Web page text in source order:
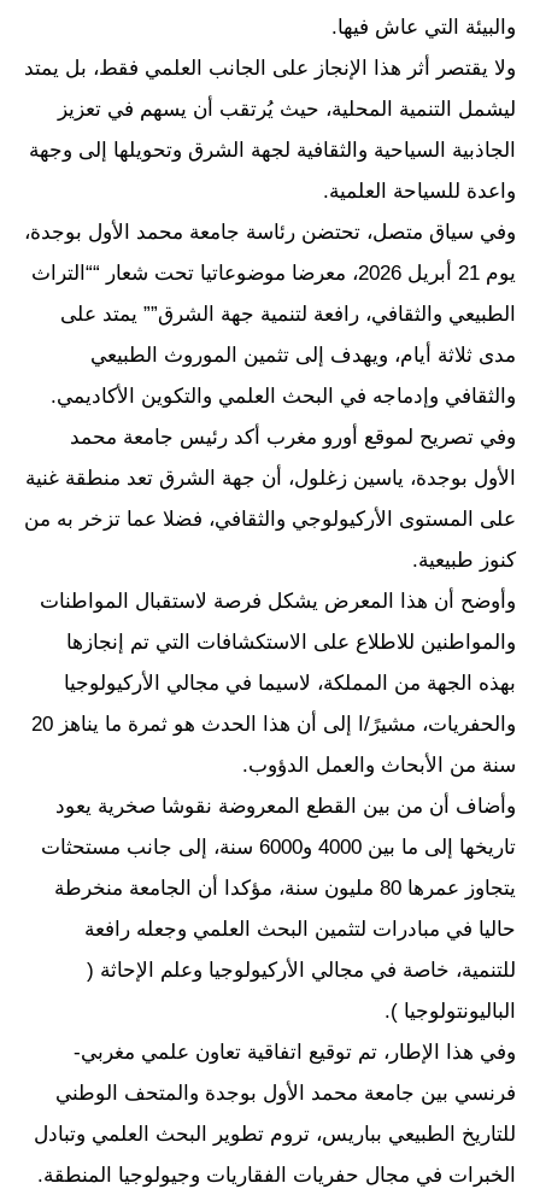
والبيئة التي عاش فيها.
ولا يقتصر أثر هذا الإنجاز على الجانب العلمي فقط، بل يمتد
ليشمل التنمية المحلية، حيث يُرتقب أن يسهم في تعزيز
الجاذبية السياحية والثقافية لجهة الشرق وتحويلها إلى وجهة
واعدة للسياحة العلمية.
وفي سياق متصل، تحتضن رئاسة جامعة محمد الأول بوجدة،
يوم 21 أبريل 2026، معرضا موضوعاتيا تحت شعار ““التراث
الطبيعي والثقافي، رافعة لتنمية جهة الشرق”” يمتد على
مدى ثلاثة أيام، ويهدف إلى تثمين الموروث الطبيعي
والثقافي وإدماجه في البحث العلمي والتكوين الأكاديمي.
وفي تصريح لموقع أورو مغرب أكد رئيس جامعة محمد
الأول بوجدة، ياسين زغلول، أن جهة الشرق تعد منطقة غنية
على المستوى الأركيولوجي والثقافي، فضلا عما تزخر به من
كنوز طبيعية.
وأوضح أن هذا المعرض يشكل فرصة لاستقبال المواطنات
والمواطنين للاطلاع على الاستكشافات التي تم إنجازها
بهذه الجهة من المملكة، لاسيما في مجالي الأركيولوجيا
والحفريات، مشيرً/ا إلى أن هذا الحدث هو ثمرة ما يناهز 20
سنة من الأبحاث والعمل الدؤوب.
وأضاف أن من بين القطع المعروضة نقوشا صخرية يعود
تاريخها إلى ما بين 4000 و6000 سنة، إلى جانب مستحثات
يتجاوز عمرها 80 مليون سنة، مؤكدا أن الجامعة منخرطة
حاليا في مبادرات لتثمين البحث العلمي وجعله رافعة
للتنمية، خاصة في مجالي الأركيولوجيا وعلم الإحاثة (
الباليونتولوجيا ).
وفي هذا الإطار، تم توقيع اتفاقية تعاون علمي مغربي-
فرنسي بين جامعة محمد الأول بوجدة والمتحف الوطني
للتاريخ الطبيعي بباريس، تروم تطوير البحث العلمي وتبادل
الخبرات في مجال حفريات الفقاريات وجيولوجيا المنطقة.